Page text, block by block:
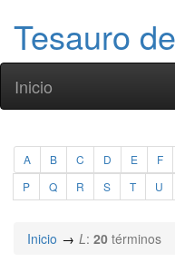
Tesauro
Inicio
A B C D E F
P
Q R S T U
Inicio L: 20 términos